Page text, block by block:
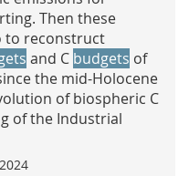
Then these
to reconstruct
and C budgets of
the mid-Holocene
of biospheric C
of the Industrial